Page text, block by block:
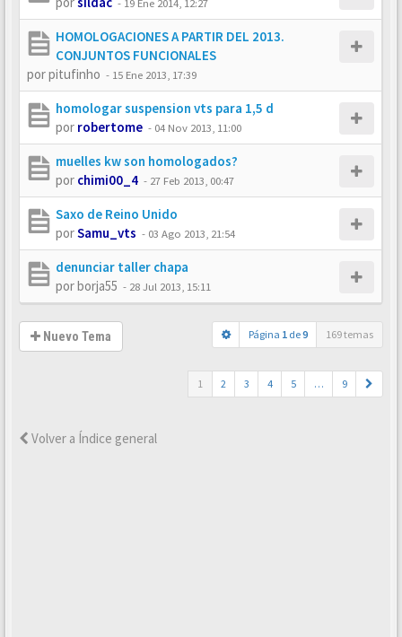
HOMOLOGACIONES A PARTIR DEL 2013.
CONJUNTOS FUNCIONALES
porpitufinho - 15 Ene 2013, 17:39
homologar suspension vts para 1,5 d
por robertome - 04 Nov 2013, 11:00
muelles kw son homologados?
por chimi00_4 - 27 Feb 2013, 00:47
Saxo de Reino Unido
porSamu_vts - 03 Ago 2013, 21:54
denunciar taller chapa
porborja55 - 28 Jul 2013, 15:11
Nuevo Tema Página 1 de9 169 temas
1 2 3 4 5 … 9
Volver a Índice general